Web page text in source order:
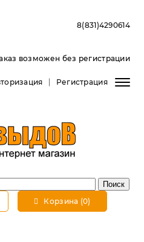
8(831)4290614
возможен без регистрации
Регистрация
Корзина (0)